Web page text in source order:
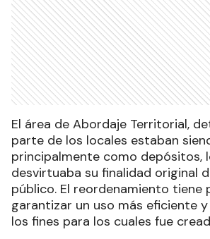
El área de Abordaje Territorial,
parte de los locales estaban
principalmente como depósitos,
desvirtuaba su finalidad original
público. El reordenamiento tiene
garantizar un uso más eficiente
los fines para los cuales fue